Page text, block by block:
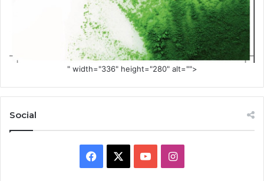
" width="336" height="280" alt="">
Social
Facebook YouTubeInstagram